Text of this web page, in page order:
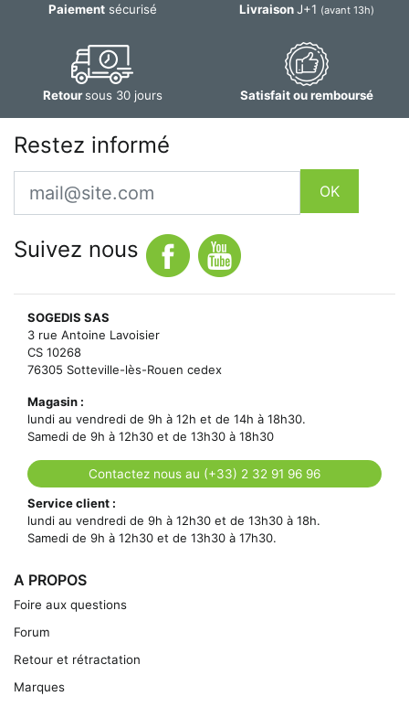
Paiementsécurisé LivraisonJ+1 (avant 13h)
Retoursous 30 jours Satisfait ou remboursé
Restez informé
Email
OK
Suivez nous
SOGEDIS SAS
3 rue Antoine Lavoisier
CS 10268
76305 Sotteville-lès-Rouen cedex
Magasin :
lundi au vendredi de 9h à 12h et de 14h à 18h30.
Samedi de 9h à 12h30 et de 13h30 à 18h30
Contactez nous au (+33) 2 32 91 96 96
Service client :
lundi au vendredi de 9h à 12h30 et de 13h30 à 18h.
Samedi de 9h à 12h30 et de 13h30 à 17h30.
A PROPOS
Foire aux questions
Forum
Retour et rétractation
Marques